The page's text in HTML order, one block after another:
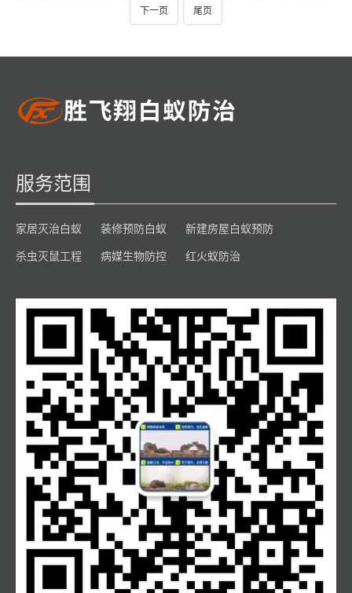
下一页 尾页
服务范围
家居灭治白蚁 装修预防白蚁 新建房屋白蚁预防
杀虫灭鼠工程 病媒生物防控 红火蚁防治